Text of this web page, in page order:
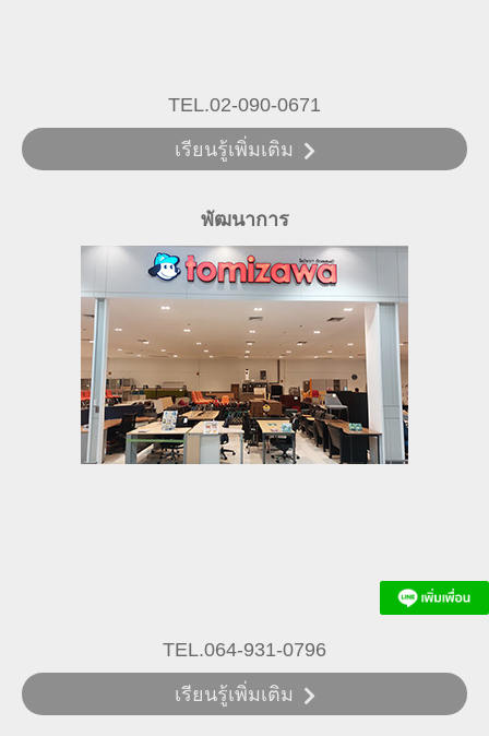
TEL.02-090-0671
เรียนรู้เพิ่มเติม
พัฒนาการ
TEL.064-931-0796
เรียนรู้เพิ่มเติม